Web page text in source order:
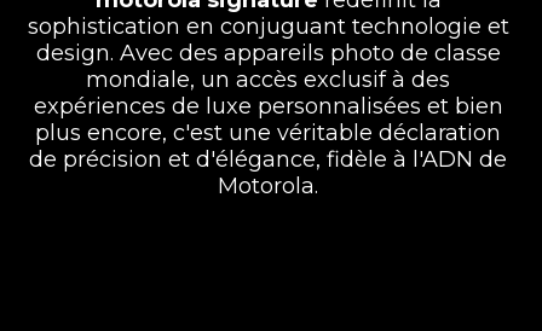
sophistication en conjuguant technologie et
design. Avec des appareils photo de classe
mondiale, un accès exclusif à des
expériences de luxe personnalisées et bien
plus encore, c'est une véritable déclaration
de précision et d'élégance, fidèle à l'ADN de
Motorola.